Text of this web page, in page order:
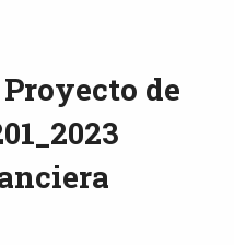
de